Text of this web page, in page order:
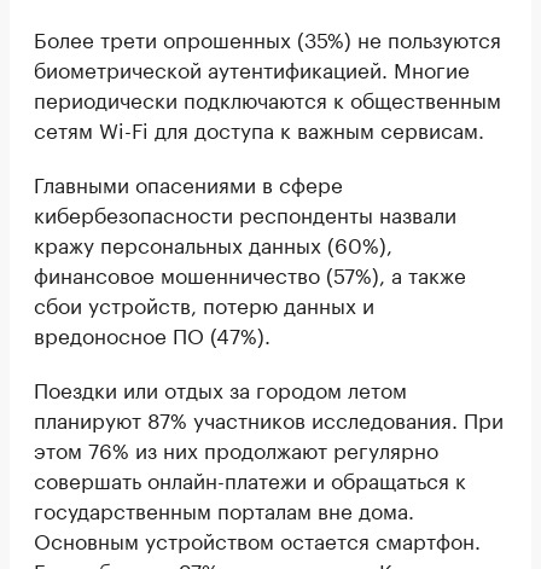
Более трети опрошенных (35%) не пользуются
биометрической аутентификацией. Многие
периодически подключаются к общественным
сетям Wi-Fi для доступа к важным сервисам.
Главными опасениями в сфере
кибербезопасности респонденты назвали
кражу персональных данных (60%),
финансовое мошенничество (57%), а также
сбои устройств, потерю данных и
вредоносное ПО (47%).
Поездки или отдых за городом летом
планируют 87% участников исследования. При
этом 76% из них продолжают регулярно
совершать онлайн-платежи и обращаться к
государственным порталам вне дома.
Основным устройством остается смартфон.